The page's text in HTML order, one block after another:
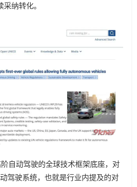
纳转化。
自动驾驶的全球技术框架底座，对
驾驶系统，也就是行业内提及的对